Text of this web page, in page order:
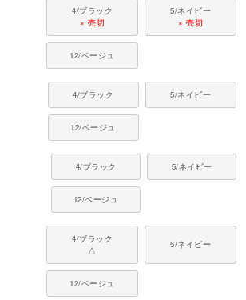
4/ブラック
× 売切
5/ネイビー
× 売切
12/ベージュ
4/ブラック 5/ネイビー
12/ベージュ
4/ブラック 5/ネイビー
12/ベージュ
4/ブラック
△
5/ネイビー
12/ベージュ